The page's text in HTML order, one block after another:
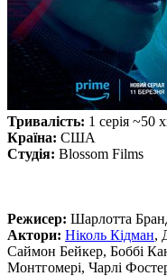
Тривалість: 1 серія ~50
Країна: США
Студія: Blossom Films
Режисер: Шарлотта
Актори: Ніколь Кідман,
Саймон Бейкер, Боббі
Монтгомері, Чарлі